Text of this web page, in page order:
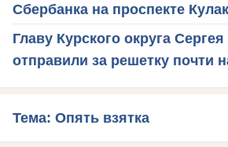
Сбербанка на проспекте
Главу Курского округа
отправили за решетку почти
Тема: Опять взятка